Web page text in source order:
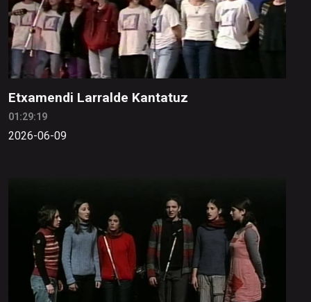
Etxamendi Larralde Kantatuz
01:29:19
2026-06-09